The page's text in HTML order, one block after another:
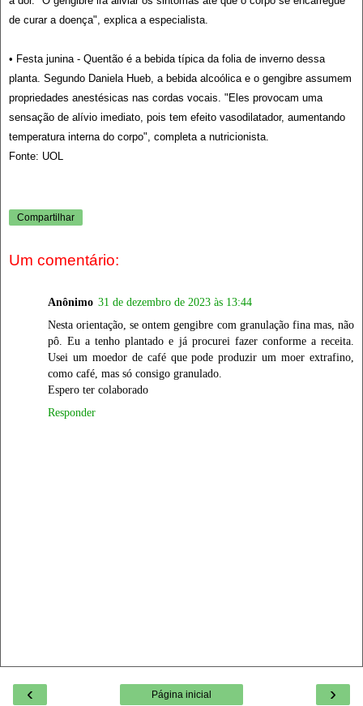
de curar a doença", explica a especialista.
• Festa junina - Quentão é a bebida típica da folia de inverno dessa
planta. Segundo Daniela Hueb, a bebida alcoólica e o gengibre assumem
propriedades anestésicas nas cordas vocais. "Eles provocam uma
sensação de alívio imediato, pois tem efeito vasodilatador, aumentando
temperatura interna do corpo", completa a nutricionista.
Fonte: UOL
Compartilhar
Um comentário:
Anônimo 31 de dezembro de 2023 às 13:44
Nesta orientação, se ontem gengibre com granulação fina mas, não
pô. Eu a tenho plantado e já procurei fazer conforme a receita.
Usei um moedor de café que pode produzir um moer extrafino,
como café, mas só consigo granulado.
Espero ter colaborado
Responder
‹ ›
Página inicial